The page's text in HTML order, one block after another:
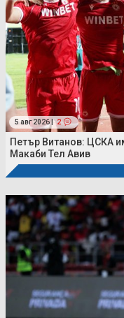
5 авг 2026 | 2
Петър Витанов: ЦСКА
Макаби Тел Авив